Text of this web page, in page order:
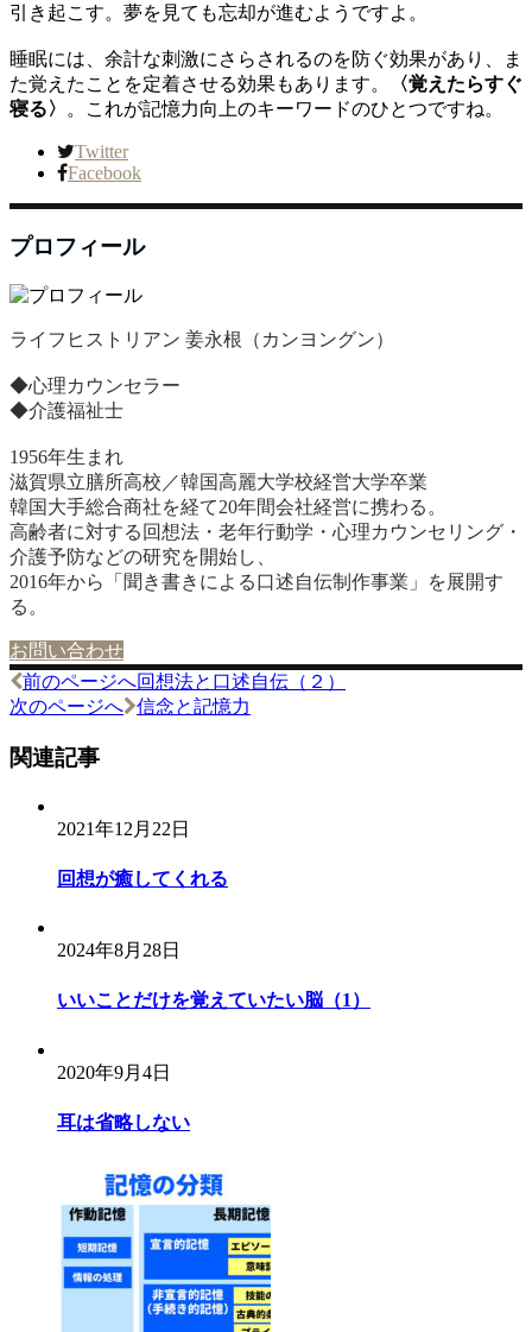
引き起こす。夢を見ても忘却が進むようですよ。
睡眠には、余計な刺激にさらされるのを防ぐ効果があり、ま
た覚えたことを定着させる効果もあります。
〈覚えたらすぐ
寝る〉
。これが記憶力向上のキーワードのひとつですね。
Twitter
Facebook
プロフィール
ライフヒストリアン 姜永根（カンヨングン）
◆心理カウンセラー
◆介護福祉士
1956年生まれ
滋賀県立膳所高校／韓国高麗大学校経営大学卒業
韓国大手総合商社を経て20年間会社経営に携わる。
高齢者に対する回想法・老年行動学・心理カウンセリング・
介護予防などの研究を開始し、
2016年から「聞き書きによる口述自伝制作事業」を展開す
る。
お問い合わせ
投
稿
ナ
前のページへ回想法と口述自伝（２）
次のページへ
信念と記憶力
関連記事
2021年12月22日
回想が癒してくれる
2024年8月28日
いいことだけを覚えていたい脳（1）
2020年9月4日
耳は省略しない